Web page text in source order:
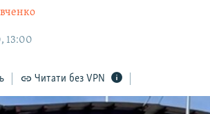
13:00
Читати без VPN